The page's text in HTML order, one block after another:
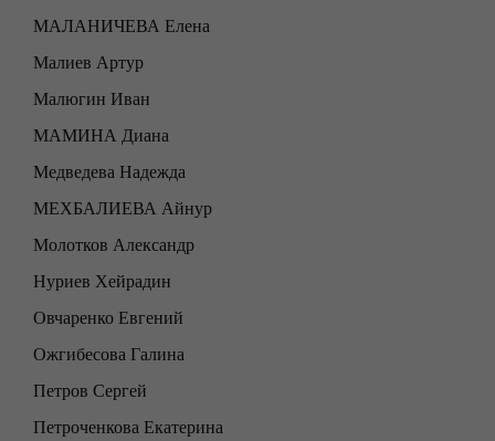
МАЛАНИЧЕВА Елена
Малиев Артур
Малюгин Иван
МАМИНА Диана
Медведева Надежда
МЕХБАЛИЕВА Айнур
Молотков Александр
Нуриев Хейрадин
Овчаренко Евгений
Ожгибесова Галина
Петров Сергей
Петроченкова Екатерина